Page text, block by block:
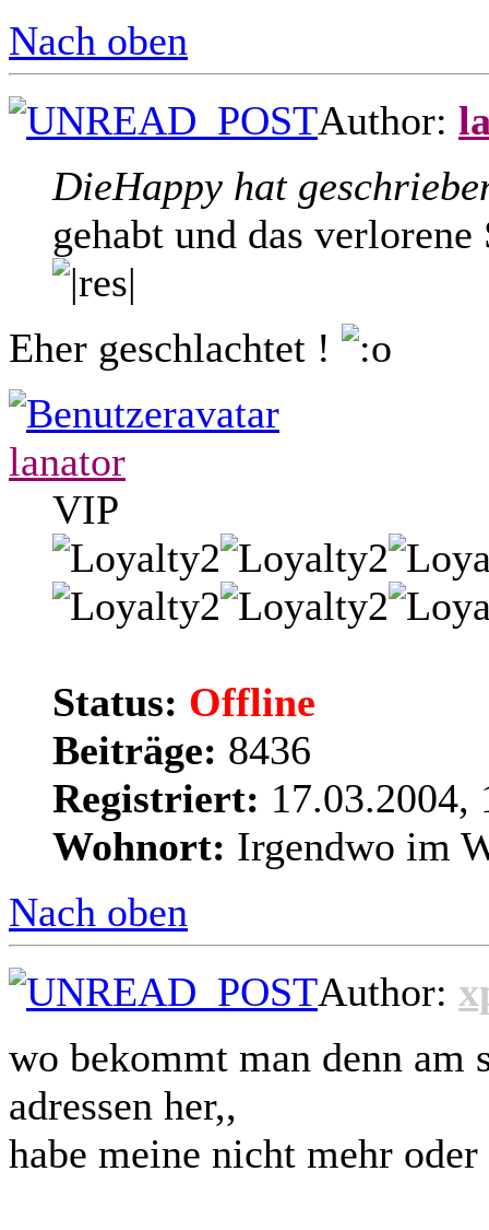
Nach oben
Author:
DieHappy hat
gehabt und das
Eher geschlachtet !
lanator
VIP
Status: Offline
Beiträge: 8436
Registriert: 17.03.2004,
Wohnort: Irgendwo im
Nach oben
Author:
wo bekommt man denn am
adressen her,,
habe meine nicht mehr